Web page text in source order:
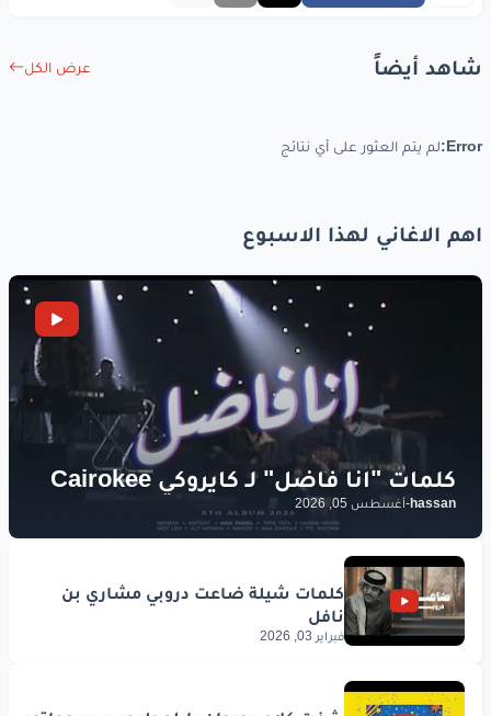
لكعهودالحب
شاهد أيضاً عرض الكل
Error: لم يتم العثور على أي نتائج
اهم الاغاني لهذا الاسبوع
hassan
-أغسطس 05, 2026
فبراير 03, 2026